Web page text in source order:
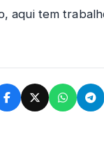
aqui tem